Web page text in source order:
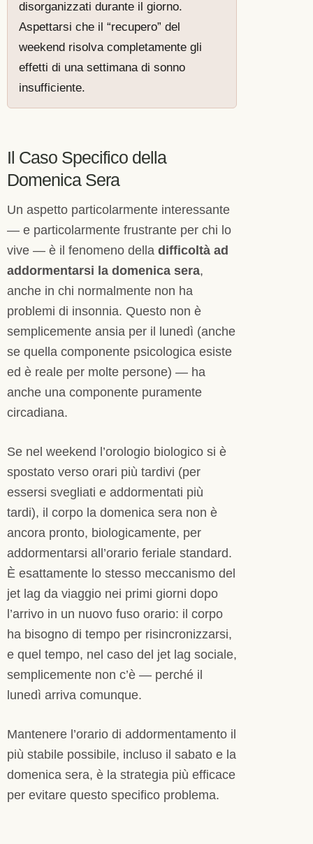
disorganizzati durante il giorno.
Aspettarsi che il “recupero” del
weekend risolva completamente gli
effetti di una settimana di sonno
insufficiente.
Il Caso Specifico della
Domenica Sera
Un aspetto particolarmente interessante
— e particolarmente frustrante per chi lo
vive — è il fenomeno della difficoltà ad
addormentarsi la domenica sera,
anche in chi normalmente non ha
problemi di insonnia. Questo non è
semplicemente ansia per il lunedì (anche
se quella componente psicologica esiste
ed è reale per molte persone) — ha
anche una componente puramente
circadiana.
Se nel weekend l’orologio biologico si è
spostato verso orari più tardivi (per
essersi svegliati e addormentati più
tardi), il corpo la domenica sera non è
ancora pronto, biologicamente, per
addormentarsi all’orario feriale standard.
È esattamente lo stesso meccanismo del
jet lag da viaggio nei primi giorni dopo
l’arrivo in un nuovo fuso orario: il corpo
ha bisogno di tempo per risincronizzarsi,
e quel tempo, nel caso del jet lag sociale,
semplicemente non c’è — perché il
lunedì arriva comunque.
Mantenere l’orario di addormentamento il
più stabile possibile, incluso il sabato e la
domenica sera, è la strategia più efficace
per evitare questo specifico problema.